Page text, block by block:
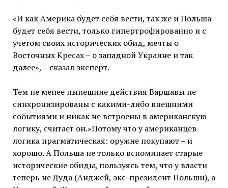
«И как Америка будет себя вести, так же и Польша
будет себя вести, только гипертрофированно и с
учетом своих исторических обид, мечты о
Восточных Кресах – о западной Украине и так
далее», – сказал эксперт.
Тем не менее нынешние действия Варшавы не
синхронизированы с какими-либо внешними
событиями и никак не встроены в американскую
логику, считает он.»Потому что у американцев
логика прагматическая: оружие покупают – и
хорошо. А Польша не только вспоминает старые
исторические обиды, пользуясь тем, что у власти
теперь не Дуда (Анджей, экс-президент Польши), а